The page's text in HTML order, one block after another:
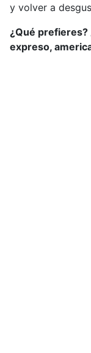
y volver a
¿Qué prefieres?
expreso,